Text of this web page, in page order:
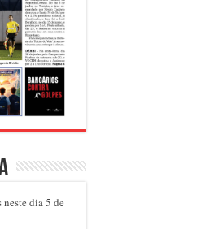
dia 5 de